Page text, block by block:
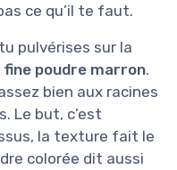
ce qu’il te faut.
pulvérises sur la
fine poudre marron.
bien aux racines
Le but, c’est
la texture fait le
colorée dit aussi